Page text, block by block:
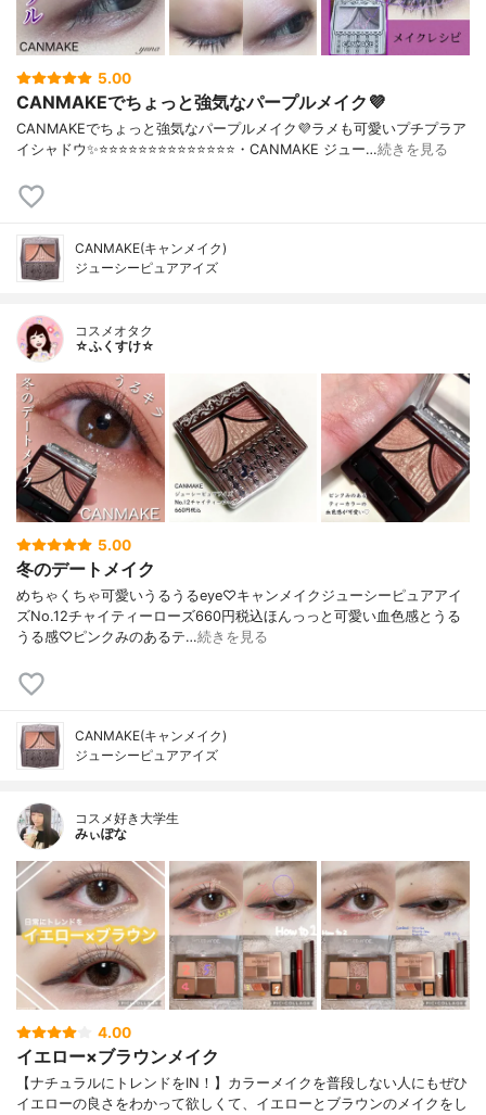
5.00
CANMAKEでちょっと強気なパープルメイク💜
CANMAKEでちょっと強気なパープルメイク💜ラメも可愛いプチプラア
イシャドウ✨⭐️⭐️⭐️⭐️⭐️⭐️⭐️⭐️⭐️⭐️⭐️⭐️⭐️⭐️・CANMAKE ジュー…続きを見る
CANMAKE(キャンメイク)
ジューシーピュアアイズ
コスメオタク
☆ふくすけ☆
5.00
冬のデートメイク
めちゃくちゃ可愛いうるうるeye♡キャンメイクジューシーピュアアイ
ズNo.12チャイティーローズ660円税込ほんっっと可愛い血色感とうる
うる感♡ピンクみのあるテ…続きを見る
CANMAKE(キャンメイク)
ジューシーピュアアイズ
コスメ好き大学生
みぃぽな
4.00
イエロー×ブラウンメイク
【ナチュラルにトレンドをIN！】カラーメイクを普段しない人にもぜひ
イエローの良さをわかって欲しくて、イエローとブラウンのメイクをし